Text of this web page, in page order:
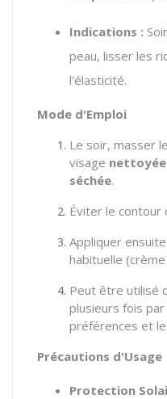
Indications :
peau, lisser les
l'élasticité.
Mode d'Emploi
Le soir, masser
visage
séchée.
Éviter le contour
Appliquer
habituelle
Peut être utilisé
plusieurs fois
préférences et
Précautions d'Usage
Protection